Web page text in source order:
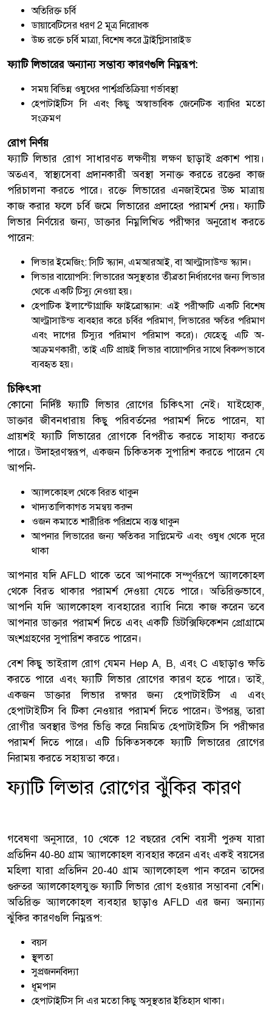
অতিরিক্ত চর্বি
ডায়াবেটিসের ধরণ 2 মূত্র নিরোধক
উচ্চ রক্তে চর্বি মাত্রা, বিশেষ করে ট্রাইগ্লিসারাইড
ফ্যাটি লিভারের অন্যান্য সম্ভাব্য কারণগুলি নিম্নরূপ:
সময় বিভিন্ন ওষুধের পার্শ্বপ্রতিক্রিয়া গর্ভাবস্থা
হেপাটাইটিস সি এবং কিছু অস্বাভাবিক জেনেটিক ব্যাধির মতো
সংক্রমণ
রোগ নির্ণয়
ফ্যাটি লিভার রোগ সাধারণত লক্ষণীয় লক্ষণ ছাড়াই প্রকাশ পায়।
অতএব, স্বাস্থ্যসেবা প্রদানকারী অবস্থা সনাক্ত করতে রক্তের কাজ
পরিচালনা করতে পারে। রক্তে লিভারের এনজাইমের উচ্চ মাত্রায়
কাজ করার ফলে চর্বি জমে লিভারের প্রদাহের পরামর্শ দেয়। ফ্যাটি
লিভার নির্ণয়ের জন্য, ডাক্তার নিম্নলিখিত পরীক্ষার অনুরোধ করতে
পারেন:
লিভার ইমেজিং: সিটি স্ক্যান, এমআরআই, বা আল্ট্রাসাউন্ড স্ক্যান।
লিভার বায়োপসি: লিভারের অসুস্থতার তীব্রতা নির্ধারণের জন্য লিভার
থেকে একটি টিস্যু নেওয়া হয়।
হেপাটিক ইলাস্টোগ্রাফি ফাইব্রোস্ক্যান: এই পরীক্ষাটি একটি বিশেষ
আল্ট্রাসাউন্ড ব্যবহার করে চর্বির পরিমাণ, লিভারের ক্ষতির পরিমাণ
এবং দাগের টিস্যুর পরিমাণ পরিমাপ করে)। যেহেতু এটি অ-
আক্রমণকারী, তাই এটি প্রায়ই লিভার বায়োপসির সাথে বিকল্পভাবে
ব্যবহৃত হয়।
চিকিৎসা
কোনো নির্দিষ্ট ফ্যাটি লিভার রোগের চিকিৎসা নেই। যাইহোক,
ডাক্তার জীবনধারায় কিছু পরিবর্তনের পরামর্শ দিতে পারেন, যা
প্রায়শই ফ্যাটি লিভারের রোগকে বিপরীত করতে সাহায্য করতে
পারে। উদাহরণস্বরূপ, একজন চিকিত্সক সুপারিশ করতে পারেন যে
আপনি-
অ্যালকোহল থেকে বিরত থাকুন
খাদ্যতালিকাগত সমন্বয় করুন
ওজন কমাতে শারীরিক পরিশ্রমে ব্যস্ত থাকুন
আপনার লিভারের জন্য ক্ষতিকর সাপ্লিমেন্ট এবং ওষুধ থেকে দূরে
থাকা
আপনার যদি AFLD থাকে তবে আপনাকে সম্পূর্ণরূপে অ্যালকোহল
থেকে বিরত থাকার পরামর্শ দেওয়া যেতে পারে। অতিরিক্তভাবে,
আপনি যদি অ্যালকোহল ব্যবহারের ব্যাধি নিয়ে কাজ করেন তবে
আপনার ডাক্তার পরামর্শ দিতে এবং একটি ডিটক্সিফিকেশন প্রোগ্রামে
অংশগ্রহণের সুপারিশ করতে পারেন।
বেশ কিছু ভাইরাল রোগ যেমন Hep A, B, এবং C এছাড়াও ক্ষতি
করতে পারে এবং ফ্যাটি লিভার রোগের কারণ হতে পারে। তাই,
একজন ডাক্তার লিভার রক্ষার জন্য হেপাটাইটিস এ এবং
হেপাটাইটিস বি টিকা নেওয়ার পরামর্শ দিতে পারেন। উপরন্তু, তারা
রোগীর অবস্থার উপর ভিত্তি করে নিয়মিত হেপাটাইটিস সি পরীক্ষার
পরামর্শ দিতে পারে। এটি চিকিত্সককে ফ্যাটি লিভারের রোগের
নিরাময় করতে সহায়তা করে।
ফ্যাটি লিভার রোগের ঝুঁকির কারণ
গবেষণা অনুসারে, 10 থেকে 12 বছরের বেশি বয়সী পুরুষ যারা
প্রতিদিন 40-80 গ্রাম অ্যালকোহল ব্যবহার করেন এবং একই বয়সের
মহিলা যারা প্রতিদিন 20-40 গ্রাম অ্যালকোহল পান করেন তাদের
গুরুতর অ্যালকোহলযুক্ত ফ্যাটি লিভার রোগ হওয়ার সম্ভাবনা বেশি।
অতিরিক্ত অ্যালকোহল ব্যবহার ছাড়াও AFLD এর জন্য অন্যান্য
ঝুঁকির কারণগুলি নিম্নরূপ:
বয়স
স্থূলতা
সুপ্রজননবিদ্যা
ধূমপান
হেপাটাইটিস সি এর মতো কিছু অসুস্থতার ইতিহাস থাকা।